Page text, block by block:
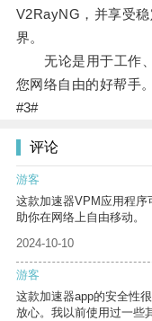
V2RayNG，并享受
界。
无论是用于工作、
您网络自由的好帮手。
#3#
评论
游客
这款加速器VPM应用程
助你在网络上自由移动。
2024-10-10
游客
这款加速器app的安全性
放心。我以前使用过一些